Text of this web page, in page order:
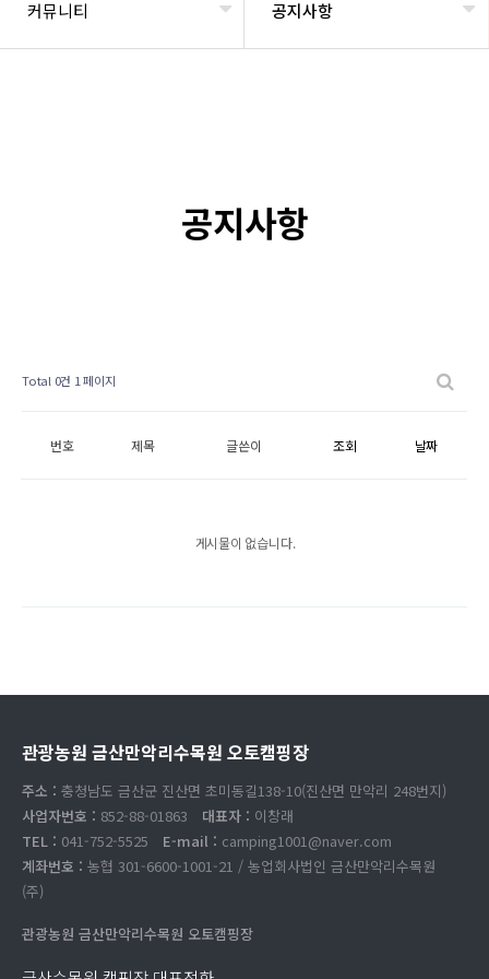
커뮤니티 공지사항
공지사항
Total 0건 1 페이지
번호 제목 글쓴이 조회 날짜
게시물이 없습니다.
관광농원 금산만악리수목원 오토캠핑장
주소 : 충청남도 금산군 진산면 초미동길138-10(진산면 만악리 248번지)
사업자번호 : 852-88-01863 대표자 : 이창래
TEL : 041-752-5525 E-mail : camping1001@naver.com
계좌번호 : 농협 301-6600-1001-21 / 농업회사법인 금산만악리수목원
(주)
관광농원 금산만악리수목원 오토캠핑장